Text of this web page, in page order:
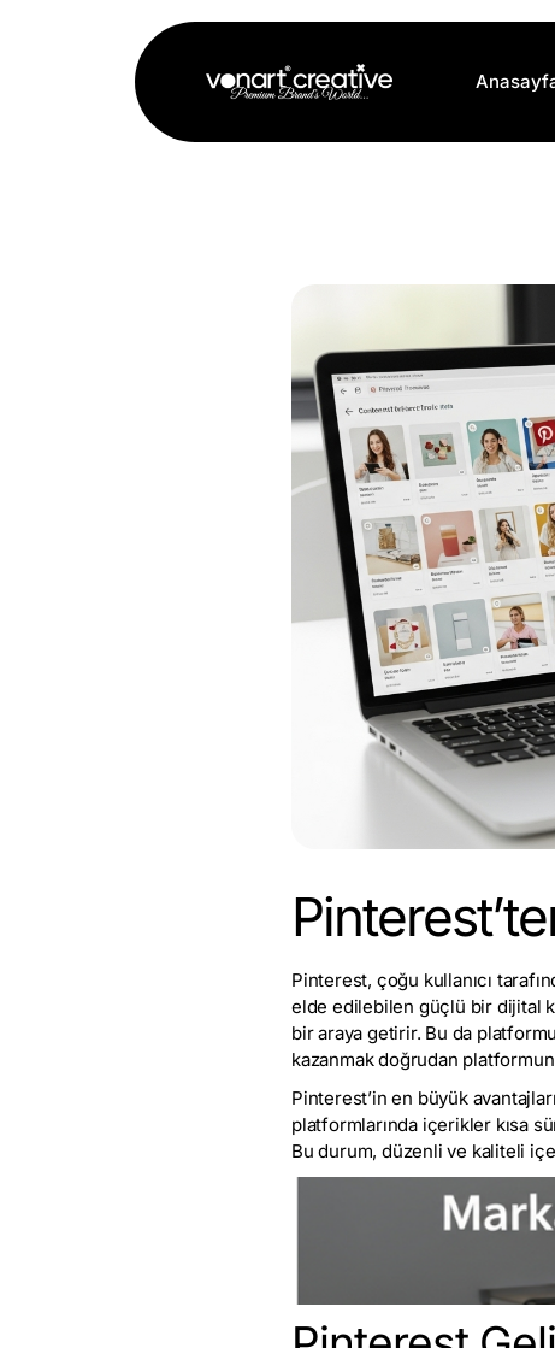
Pinterest, çoğu kullanıcı
elde edilebilen güçlü bir dijital
bir araya getirir. Bu da
kazanmak doğrudan
Pinterest’in en büyük
platformlarında içerikler kısa
Bu durum, düzenli ve kaliteli